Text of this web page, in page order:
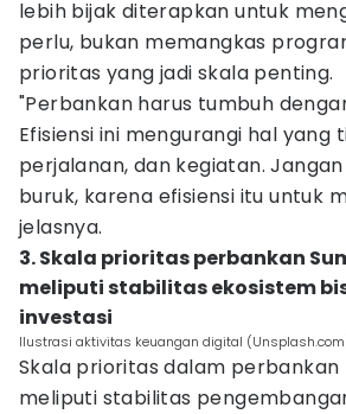
lebih bijak diterapkan untuk
perlu, bukan memangkas
prioritas yang jadi skala penting.
"Perbankan harus tumbuh
Efisiensi ini mengurangi hal yang
perjalanan, dan kegiatan.
buruk, karena efisiensi itu untuk
jelasnya.
3. Skala prioritas perbankan
meliputi stabilitas ekosistem
investasi
Ilustrasi aktivitas keuangan digital
Skala prioritas dalam perbankan
meliputi stabilitas